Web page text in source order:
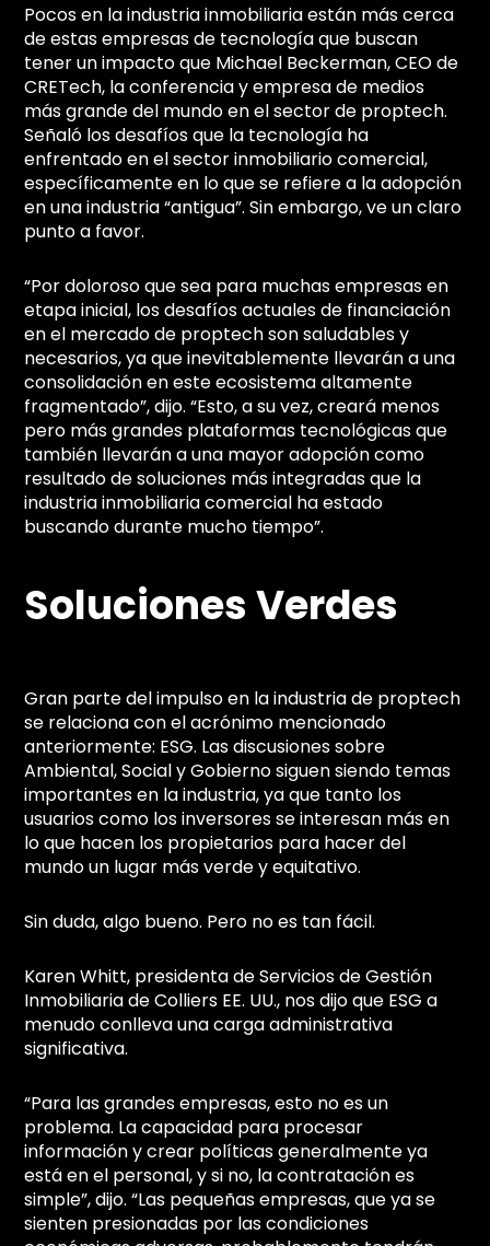
Pocos en la industria inmobiliaria están más cerca
de estas empresas de tecnología que buscan
tener un impacto que Michael Beckerman, CEO de
CRETech, la conferencia y empresa de medios
más grande del mundo en el sector de proptech.
Señaló los desafíos que la tecnología ha
enfrentado en el sector inmobiliario comercial,
específicamente en lo que se refiere a la adopción
en una industria “antigua”. Sin embargo, ve un claro
punto a favor.
“Por doloroso que sea para muchas empresas en
etapa inicial, los desafíos actuales de financiación
en el mercado de proptech son saludables y
necesarios, ya que inevitablemente llevarán a una
consolidación en este ecosistema altamente
fragmentado”, dijo. “Esto, a su vez, creará menos
pero más grandes plataformas tecnológicas que
también llevarán a una mayor adopción como
resultado de soluciones más integradas que la
industria inmobiliaria comercial ha estado
buscando durante mucho tiempo”.
Soluciones Verdes
Gran parte del impulso en la industria de proptech
se relaciona con el acrónimo mencionado
anteriormente: ESG. Las discusiones sobre
Ambiental, Social y Gobierno siguen siendo temas
importantes en la industria, ya que tanto los
usuarios como los inversores se interesan más en
lo que hacen los propietarios para hacer del
mundo un lugar más verde y equitativo.
Sin duda, algo bueno. Pero no es tan fácil.
Karen Whitt, presidenta de Servicios de Gestión
Inmobiliaria de Colliers EE. UU., nos dijo que ESG a
menudo conlleva una carga administrativa
significativa.
“Para las grandes empresas, esto no es un
problema. La capacidad para procesar
información y crear políticas generalmente ya
está en el personal, y si no, la contratación es
simple”, dijo. “Las pequeñas empresas, que ya se
sienten presionadas por las condiciones